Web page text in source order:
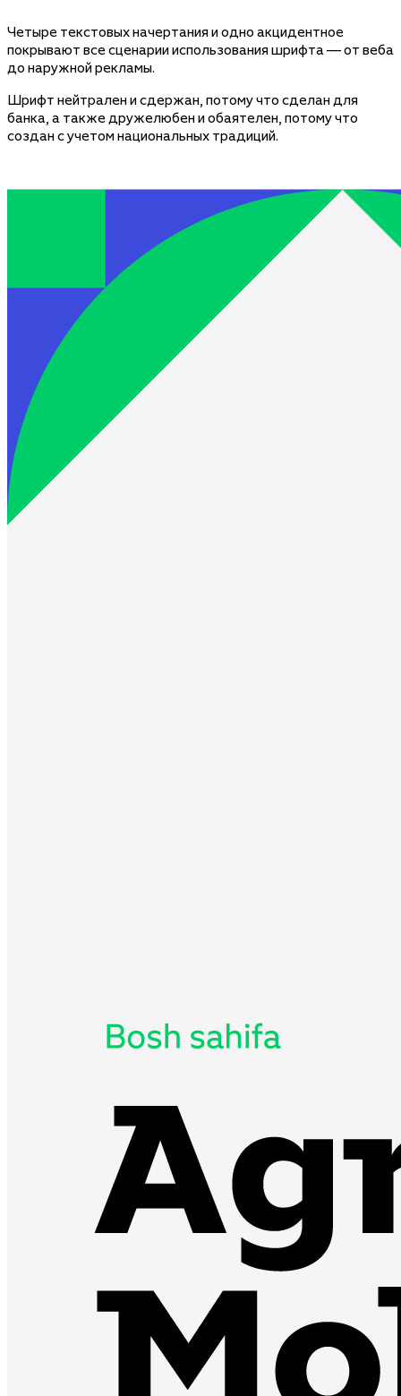
Четыре текстовых начертания и одно акцидентное
покрывают все сценарии использования шрифта — от веба
до наружной рекламы.
Шрифт нейтрален и сдержан, потому что сделан для
банка, а также дружелюбен и обаятелен, потому что
создан с учетом национальных традиций.